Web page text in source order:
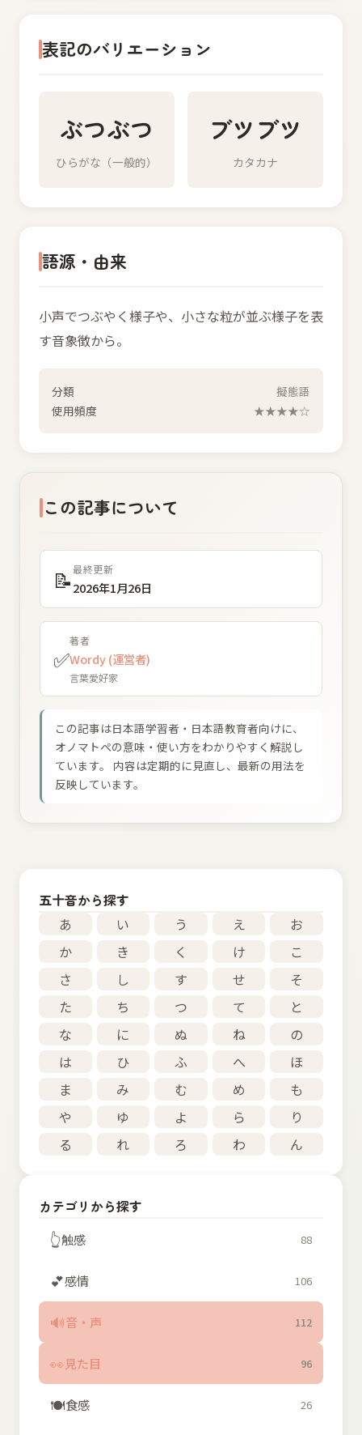
表記のバリエーション
ぶつぶつ
ひらがな（一般的）
ブツブツ
カタカナ
語源・由来
小声でつぶやく様子や、小さな粒が並ぶ様子を表
す音象徴から。
分類
擬態語
使用頻度
★★★★☆
この記事について
📝最終更新
2026年1月26日
✅
著者
Wordy (運営者)
言葉愛好家
この記事は日本語学習者・日本語教育者向けに、
オノマトペの意味・使い方をわかりやすく解説し
ています。 内容は定期的に見直し、最新の用法を
反映しています。
五十音から探す
あ
い う え
お
か
き く け
こ
さ
し す せ
そ
た
ち つ て
と
な
に ぬ ね
の
は
ひ ふ へ
ほ
ま
み む め
も
や
ゆ よ ら
り
る
れ ろ わ ん
カテゴリから探す
👆触感 88
💕感情 106
🔊音・声 112
👀見た目 96
🍽️食感 26